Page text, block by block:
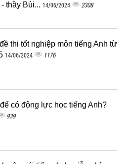
thầy Bùi... 14/06/2024 2308
thi tốt nghiệp môn tiếng Anh từ
14/06/2024 1176
có động lực học tiếng Anh?
939